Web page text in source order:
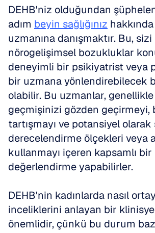
DEHB'niz olduğundan
adım beyin sağlığınız
uzmanına danışmaktır. Bu, sizi
nörogelişimsel bozukluklar
deneyimli bir psikiyatrist veya
bir uzmana yönlendirebilecek
olabilir. Bu uzmanlar, genellikle
geçmişinizi gözden geçirmeyi,
tartışmayı ve potansiyel
derecelendirme ölçekleri veya
kullanmayı içeren kapsamlı bir
değerlendirme yapabilirler.
DEHB'nin kadınlarda nasıl
inceliklerini anlayan bir
önemlidir, çünkü bu durum